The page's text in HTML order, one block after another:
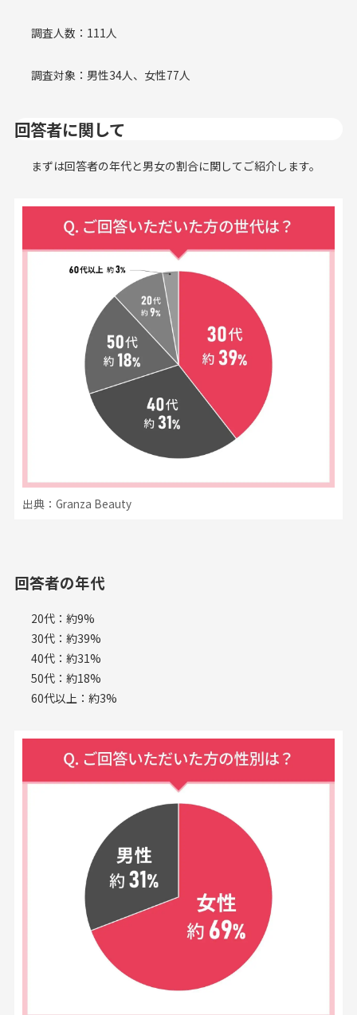
調査人数：111人
調査対象：男性34人、女性77人
回答者に関して
まずは回答者の年代と男女の割合に関してご紹介します。
出典：Granza Beauty
回答者の年代
20代：約9%
30代：約39%
40代：約31%
50代：約18%
60代以上：約3%